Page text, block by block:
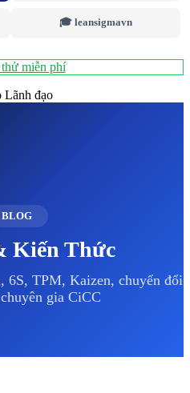
🎓 leansigmavn
miễn phí
Lãnh đạo
BLOG
Kiến Thức
6S, TPM, Kaizen, chuyển đổi
gia CiCC